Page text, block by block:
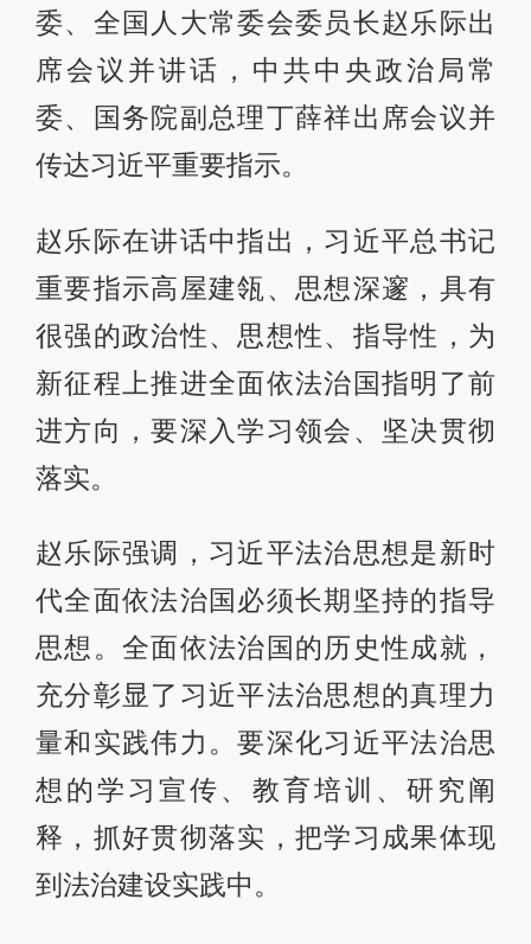
委、全国人大常委会委员长赵乐际出
席会议并讲话，中共中央政治局常
委、国务院副总理丁薛祥出席会议并
传达习近平重要指示。
赵乐际在讲话中指出，习近平总书记
重要指示高屋建瓴、思想深邃，具有
很强的政治性、思想性、指导性，为
新征程上推进全面依法治国指明了前
进方向，要深入学习领会、坚决贯彻
落实。
赵乐际强调，习近平法治思想是新时
代全面依法治国必须长期坚持的指导
思想。全面依法治国的历史性成就，
充分彰显了习近平法治思想的真理力
量和实践伟力。要深化习近平法治思
想的学习宣传、教育培训、研究阐
释，抓好贯彻落实，把学习成果体现
到法治建设实践中。